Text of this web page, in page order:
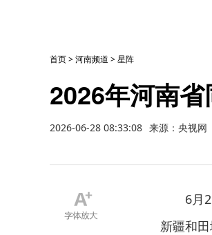
首页>河南频道 >星阵
2026年河南
2026-06-28 08:33:08 来源：央视网
6月
新疆和